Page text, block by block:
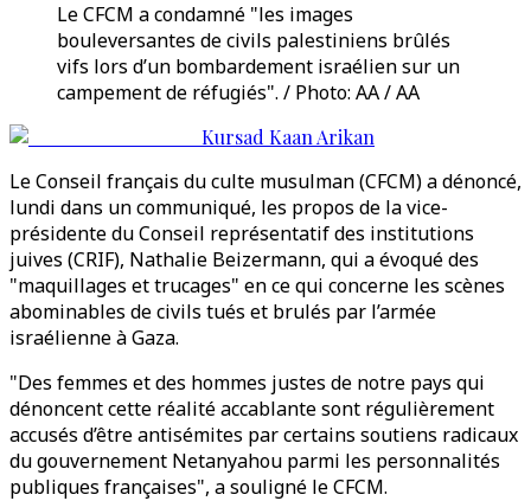
Le CFCM a condamné "les images
bouleversantes de civils palestiniens brûlés
vifs lors d’un bombardement israélien sur un
campement de réfugiés". / Photo: AA / AA
Kursad Kaan Arikan
Le Conseil français du culte musulman (CFCM) a dénoncé,
lundi dans un communiqué, les propos de la vice-
présidente du Conseil représentatif des institutions
juives (CRIF), Nathalie Beizermann, qui a évoqué des
"maquillages et trucages" en ce qui concerne les scènes
abominables de civils tués et brulés par l’armée
israélienne à Gaza.
"Des femmes et des hommes justes de notre pays qui
dénoncent cette réalité accablante sont régulièrement
accusés d’être antisémites par certains soutiens radicaux
du gouvernement Netanyahou parmi les personnalités
publiques françaises", a souligné le CFCM.